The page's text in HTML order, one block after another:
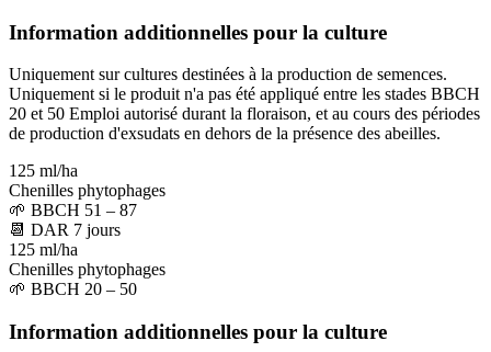
Information additionnelles pour la culture
Uniquement sur cultures destinées à la production de semences.
Uniquement si le produit n'a pas été appliqué entre les stades BBCH
20 et 50 Emploi autorisé durant la floraison, et au cours des périodes
de production d'exsudats en dehors de la présence des abeilles.
125 ml/ha
Chenilles phytophages
🌱 BBCH 51 – 87
📆 DAR 7 jours
125 ml/ha
Chenilles phytophages
🌱 BBCH 20 – 50
Information additionnelles pour la culture